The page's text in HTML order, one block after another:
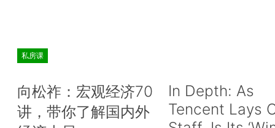
私房课
向松祚：宏观经济70
讲，带你了解国内外
In Depth: As
Tencent Lays